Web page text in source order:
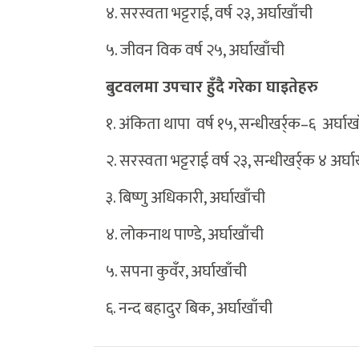
४. सरस्वता भट्टराई, वर्ष २३, अर्घाखाँची
५. जीवन विक वर्ष २५, अर्घाखाँची
बुटवलमा उपचार हुँदै गरेका घाइतेहरु
१. अंकिता थापा वर्ष १५, सन्धीखर्र्क–६
२. सरस्वता भट्टराई वर्ष २३, सन्धीखर्र्क ४
३. बिष्णु अधिकारी, अर्घाखाँची
४. लोकनाथ पाण्डे, अर्घाखाँची
५. सपना कुवँर, अर्घाखाँची
६. नन्द बहादुर बिक, अर्घाखाँची